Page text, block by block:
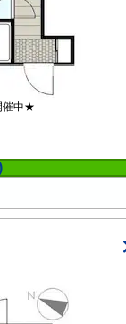
催中★